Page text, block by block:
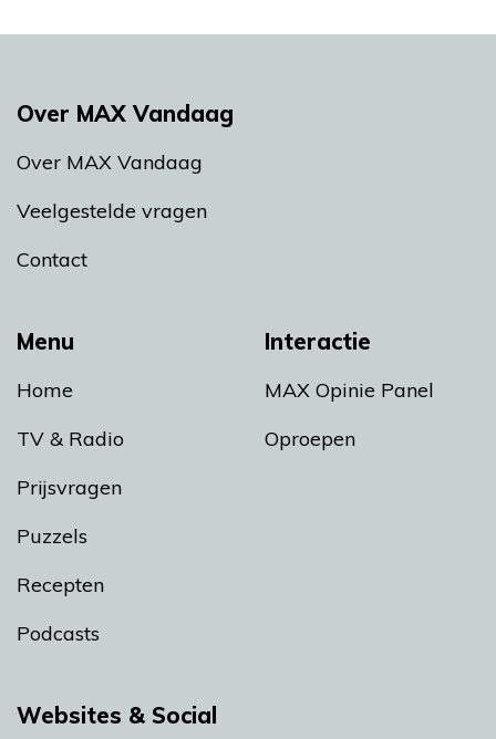
Menu
Home
TV & Radio
Prijsvragen
Puzzels
Recepten
Podcasts
Interactie
MAX Opinie Panel
Oproepen
Over MAX Vandaag
Over MAX Vandaag
Veelgestelde vragen
Contact
Websites & Social